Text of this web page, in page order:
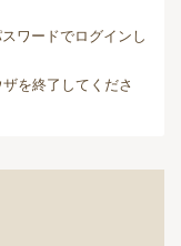
ワードでログインし
を終了してくださ